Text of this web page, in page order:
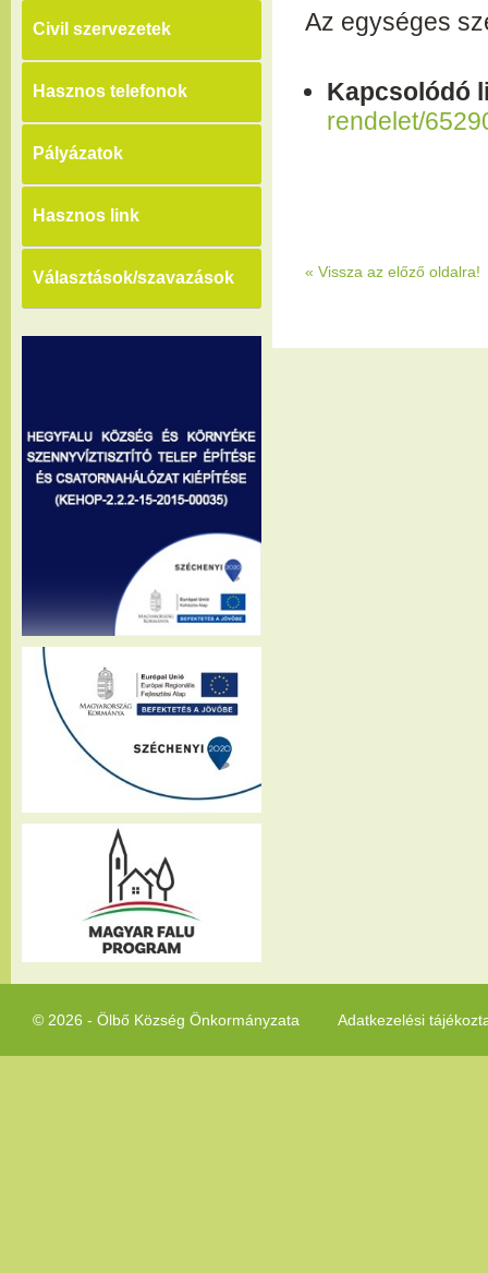
Civil szervezetek
Hasznos telefonok
Pályázatok
Hasznos link
Választások/szavazások
Az egységes
Kapcsolódó
rendelet/
« Vissza az előző oldalra!
© 2026 - Ölbő Község Önkormányzata Adatkezelési